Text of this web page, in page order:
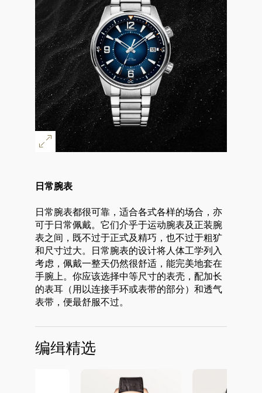
日常腕表
日常腕表都很可靠，适合各式各样的场合，亦
可于日常佩戴。它们介乎于运动腕表及正装腕
表之间，既不过于正式及精巧，也不过于粗犷
和尺寸过大。日常腕表的设计将人体工学列入
考虑，佩戴一整天仍然很舒适，能完美地套在
手腕上。你应该选择中等尺寸的表壳，配加长
的表耳（用以连接手环或表带的部分）和透气
表带，便最舒服不过。
编缉精选